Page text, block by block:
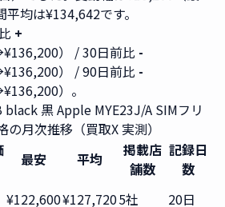
均は¥134,642です。
+
） / 30日前比 -
） / 90日前比 -
）。
black 黒 Apple MYE23J/A SIMフリ
の月次推移（買取X 実測）
最安 平均
掲載店
舗数
記録日
数
¥122,600¥127,7205社 20日